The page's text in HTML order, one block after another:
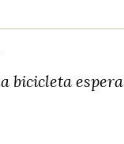
bicicleta espera